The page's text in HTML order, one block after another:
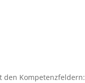
den Kompetenzfeldern: